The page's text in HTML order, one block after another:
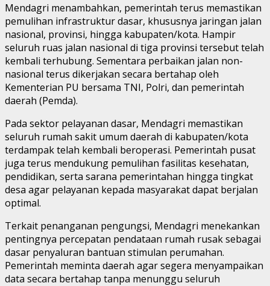
Mendagri menambahkan, pemerintah terus memastikan
pemulihan infrastruktur dasar, khususnya jaringan jalan
nasional, provinsi, hingga kabupaten/kota. Hampir
seluruh ruas jalan nasional di tiga provinsi tersebut telah
kembali terhubung. Sementara perbaikan jalan non-
nasional terus dikerjakan secara bertahap oleh
Kementerian PU bersama TNI, Polri, dan pemerintah
daerah (Pemda).
Pada sektor pelayanan dasar, Mendagri memastikan
seluruh rumah sakit umum daerah di kabupaten/kota
terdampak telah kembali beroperasi. Pemerintah pusat
juga terus mendukung pemulihan fasilitas kesehatan,
pendidikan, serta sarana pemerintahan hingga tingkat
desa agar pelayanan kepada masyarakat dapat berjalan
optimal.
Terkait penanganan pengungsi, Mendagri menekankan
pentingnya percepatan pendataan rumah rusak sebagai
dasar penyaluran bantuan stimulan perumahan.
Pemerintah meminta daerah agar segera menyampaikan
data secara bertahap tanpa menunggu seluruh